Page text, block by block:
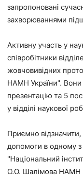
запропоновані
захворюваннями
Активну участь у
співробітники
жовчовивідних
НАМН України". Вони
презентацію та 5
у відділі наукової
Приємно
допомоги в одному з
"Національний
О.О. Шалімова НАМН